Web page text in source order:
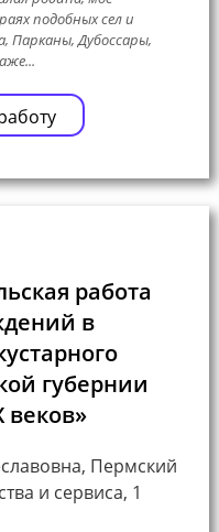
подобных сел и
Парканы, Дубоссары,
работа
в
губернии
веков»
Пермский
и сервиса, 1